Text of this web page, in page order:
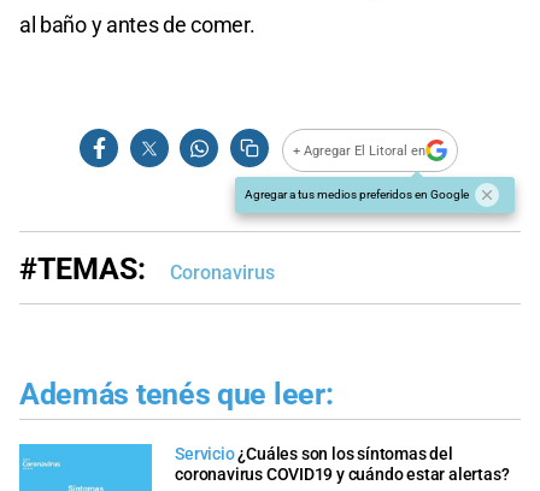
al baño y antes de comer.
+ Agregar El Litoral en
Agregar a tus medios preferidos en Google
#TEMAS: Coronavirus
Además tenés que leer:
Servicio¿Cuáles son los síntomas del
coronavirus COVID19 y cuándo estar alertas?